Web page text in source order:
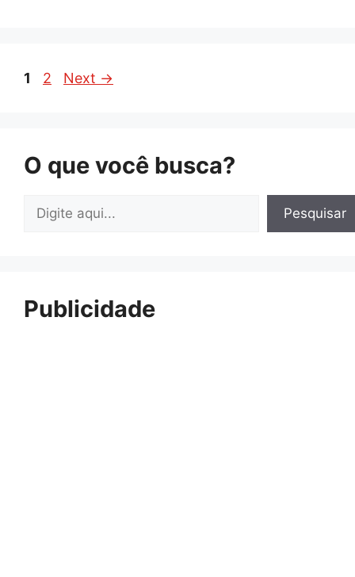
Page
1 Page
2 Next →
O que você busca?
Pesquisar Pesquisar
Publicidade